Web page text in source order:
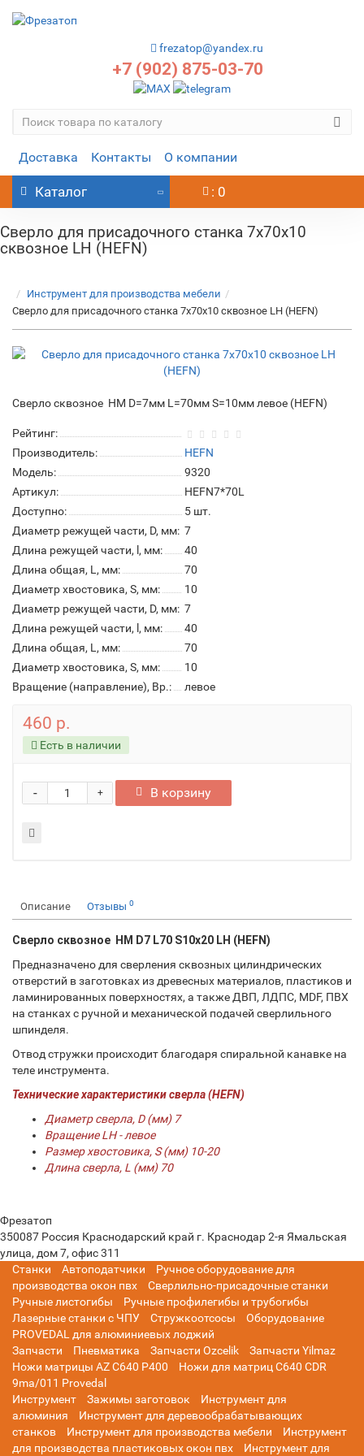
frezatop@yandex.ru
+7 (902) 875-03-70
Доставка Контакты О компании
Каталог : 0
Сверло для присадочного станка 7х70х10
сквозное LH (HEFN)
Инструмент для производства мебели
Сверло для присадочного станка 7х70х10 сквозное LH (HEFN)
Сверло сквозное HM D=7мм L=70мм S=10мм левое (HEFN)
Рейтинг:
Производитель:
HEFN
Модель:
9320
Артикул:
HEFN7*70L
Доступно:
5 шт.
Диаметр режущей части, D, мм: 7
Длина режущей части, l, мм:
40
Длина общая, L, мм:
70
Диаметр хвостовика, S, мм:
10
Диаметр режущей части, D, мм: 7
Длина режущей части, l, мм:
40
Длина общая, L, мм:
70
Диаметр хвостовика, S, мм:
10
Вращение (направление), Вр.:
левое
460 р.
Есть в наличии
+
- В корзину
Описание Отзывы 0
Сверло сквозное HM D7 L70 S10x20 LH (HEFN)
Предназначено для сверления сквозных цилиндрических
отверстий в заготовках из древесных материалов, пластиков и
ламинированных поверхностях, а также ДВП, ЛДПС, MDF, ПВХ
на станках с ручной и механической подачей сверлильного
шпинделя.
Отвод стружки происходит благодаря спиральной ĸанавĸе на
теле инструмента.
Технические характеристики сверла (HEFN)
Диаметр сверла, D (мм) 7
Вращение LH - левое
Размер хвостовика, S (мм) 10-20
Длина сверла, L (мм) 70
Фрезатоп
350087 Россия Краснодарский край г. Краснодар2-я Ямальская
улица, дом 7, офис 311
Станки
Автоподатчики
Ручное оборудование для
производства окон пвх
Сверлильно-присадочные станки
Ручные листогибы
Ручные профилегибы и трубогибы
Лазерные станки с ЧПУ
Стружкоотсосы
Оборудование
PROVEDAL для алюминиевых лоджий
Запчасти
Пневматика Запчасти Ozcelik
Запчасти Yilmaz
Ножи матрицы AZ C640 P400
Ножи для матриц C640 CDR
9ma/011 Provedal
Инструмент
Зажимы заготовок
Инструмент для
алюминия
Инструмент для деревообрабатывающих
станков
Инструмент для производства мебели
Инструмент
для производства пластиковых окон пвх
Инструмент для